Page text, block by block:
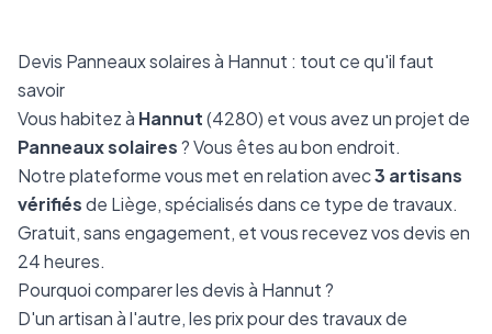
Devis Panneaux solaires à Hannut : tout ce qu'il faut
savoir
Vous habitez à Hannut(4280) et vous avez un projet de
Panneaux solaires? Vous êtes au bon endroit.
Notre plateforme vous met en relation avec3 artisans
vérifiésde Liège, spécialisés dans ce type de travaux.
Gratuit, sans engagement, et vous recevez vos devis en
24 heures.
Pourquoi comparer les devis à Hannut ?
D'un artisan à l'autre, les prix pour des travaux de